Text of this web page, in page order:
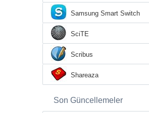
Samsung Smart Switch
SciTE
Scribus
Shareaza
Son Güncellemeler